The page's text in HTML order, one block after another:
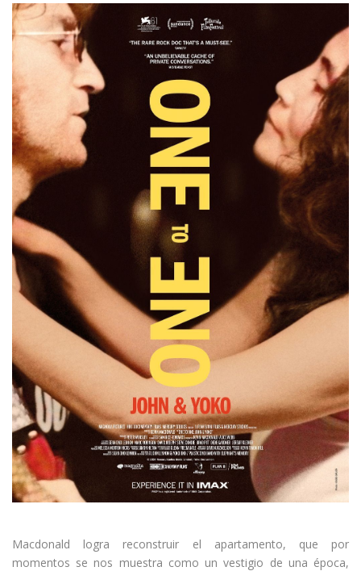
Macdonald logra reconstruir el apartamento, que por
momentos se nos muestra como un vestigio de una época,